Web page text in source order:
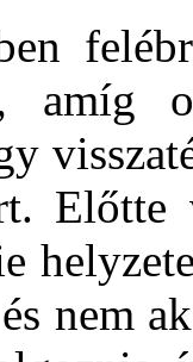
amíg
Előtte
nem